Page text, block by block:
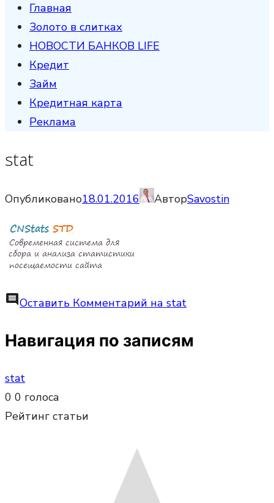
Главная
Золото в слитках
НОВОСТИ БАНКОВ LIFE
Кредит
Займ
Кредитная карта
Реклама
stat
Опубликовано18.01.2016 АвторSavostin
commentОставить Комментарий на stat
Навигация по записям
stat
0 0 голоса
Рейтинг статьи